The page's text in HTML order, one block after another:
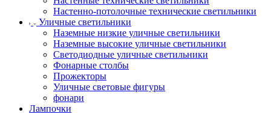
Настенно-потолочные технические светильники
Уличные светильники
Наземные низкие уличные светильники
Наземные высокие уличные светильники
Светодиодные уличные светильники
Фонарные столбы
Прожекторы
Уличные световые фигуры
фонари
Лампочки